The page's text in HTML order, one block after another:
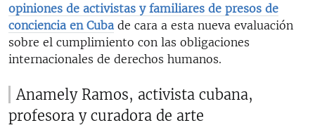
opiniones de activistas y familiares de presos de
conciencia en Cuba de cara a esta nueva evaluación
sobre el cumplimiento con las obligaciones
internacionales de derechos humanos.
Anamely Ramos, activista cubana,
profesora y curadora de arte